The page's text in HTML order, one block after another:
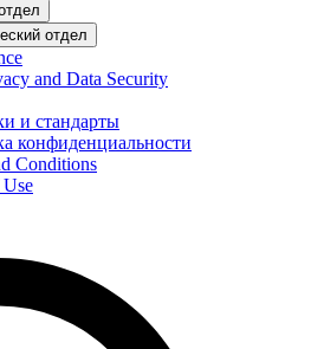
отдел
and Data Security
и стандарты
конфиденциальности
Conditions